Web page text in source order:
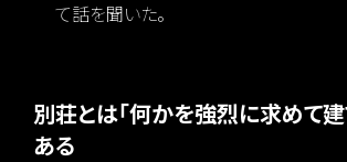
て話を聞いた。
別荘とは「何かを強烈に求めて建
ある